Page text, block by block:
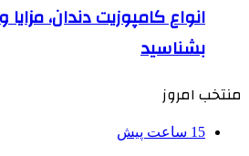
انواع کامپوزیت دندان،
بشناسید
منتخب امروز
15 ساعت پیش